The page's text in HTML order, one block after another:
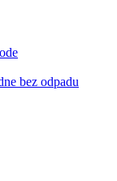
bez odpadu